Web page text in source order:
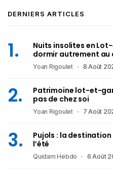
DERNIERS ARTICLES
Nuits insolites en
dormir autrement
Yoan Rigoulet 8 Août
Patrimoine lot-et-
pas de chez soi
Yoan Rigoulet 7 Août
Pujols : la
l’été
Quidam Hebdo 6 Août